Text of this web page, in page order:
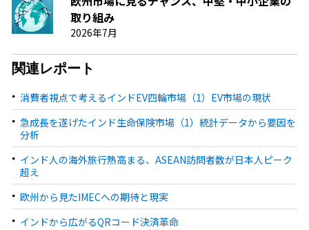
取り組み
2026年7月
関連レポート
消費者視点で考えるインドEV四輪市場（1）EV市場の現状
急成長を遂げたインド生命保険市場（1）統計データから要因を
分析
インド人の海外旅行熱高まる、ASEAN訪問者数が日本人ピーク
超え
欧州から見たIMECへの期待と現実
インドから広がるQRコード決済革命